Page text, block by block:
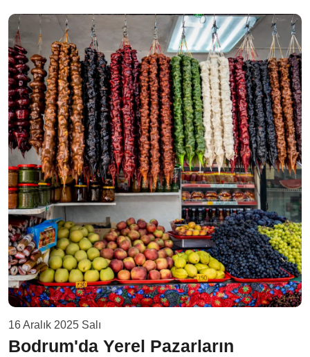
16 Aralık 2025 Salı
Bodrum'da Yerel Pazarların